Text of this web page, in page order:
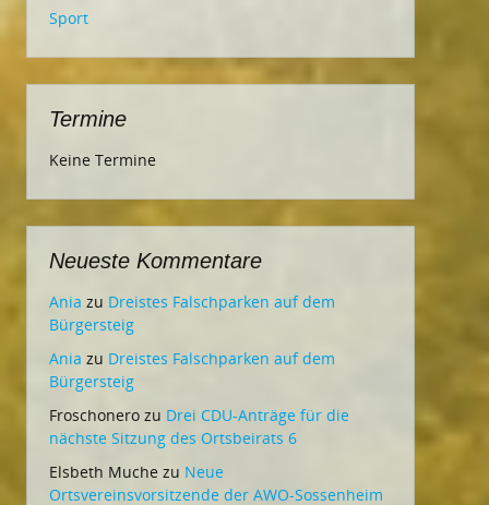
Sport
Termine
Keine Termine
Neueste Kommentare
Ania zu Dreistes Falschparken auf dem
Bürgersteig
Ania zu Dreistes Falschparken auf dem
Bürgersteig
Froschonero zu Drei CDU-Anträge für die
nächste Sitzung des Ortsbeirats 6
Elsbeth Muche zu Neue
Ortsvereinsvorsitzende der AWO-Sossenheim